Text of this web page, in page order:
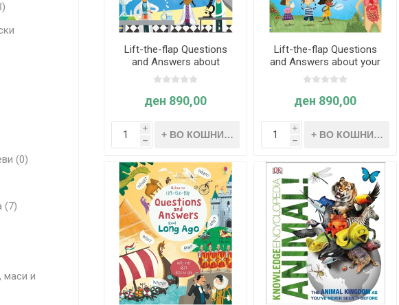
Lift-the-flap Questions
and Answers about
Science
ден 890,00
i
h
Lift-the-flap Questions
and Answers about your
Body
ден 890,00
i
h
(0)
(7)
маси и